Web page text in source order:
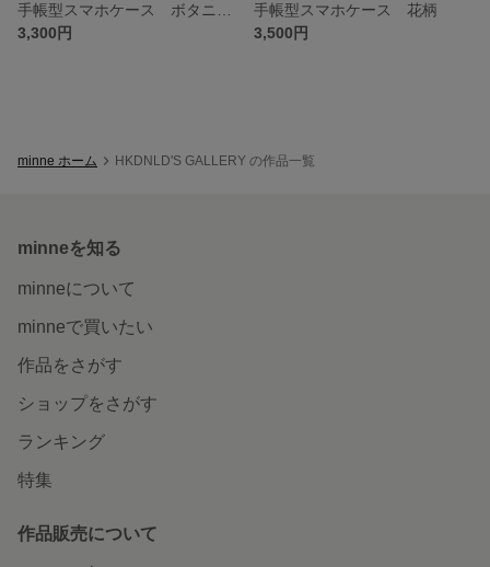
3,300円
手帳型スマホケース 花柄
3,500円
minne ホーム HKDNLD'S GALLERY の作品一覧
minneを知る
minneについて
minneで買いたい
作品をさがす
ショップをさがす
ランキング
特集
作品販売について